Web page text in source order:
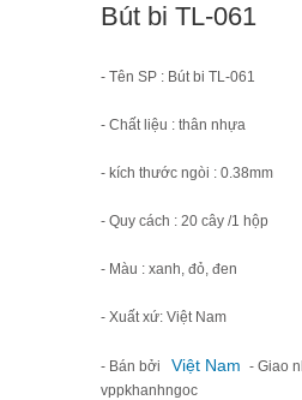
Bút bi TL-061
- Tên SP : Bút bi TL-061
- Chất liệu : thân nhựa
- kích thước ngòi : 0.38mm
- Quy cách : 20 cây /1 hộp
- Màu : xanh, đỏ, đen
- Xuất xứ: Việt Nam
- Bán bởi Việt Nam - Giao
vppkhanhngoc